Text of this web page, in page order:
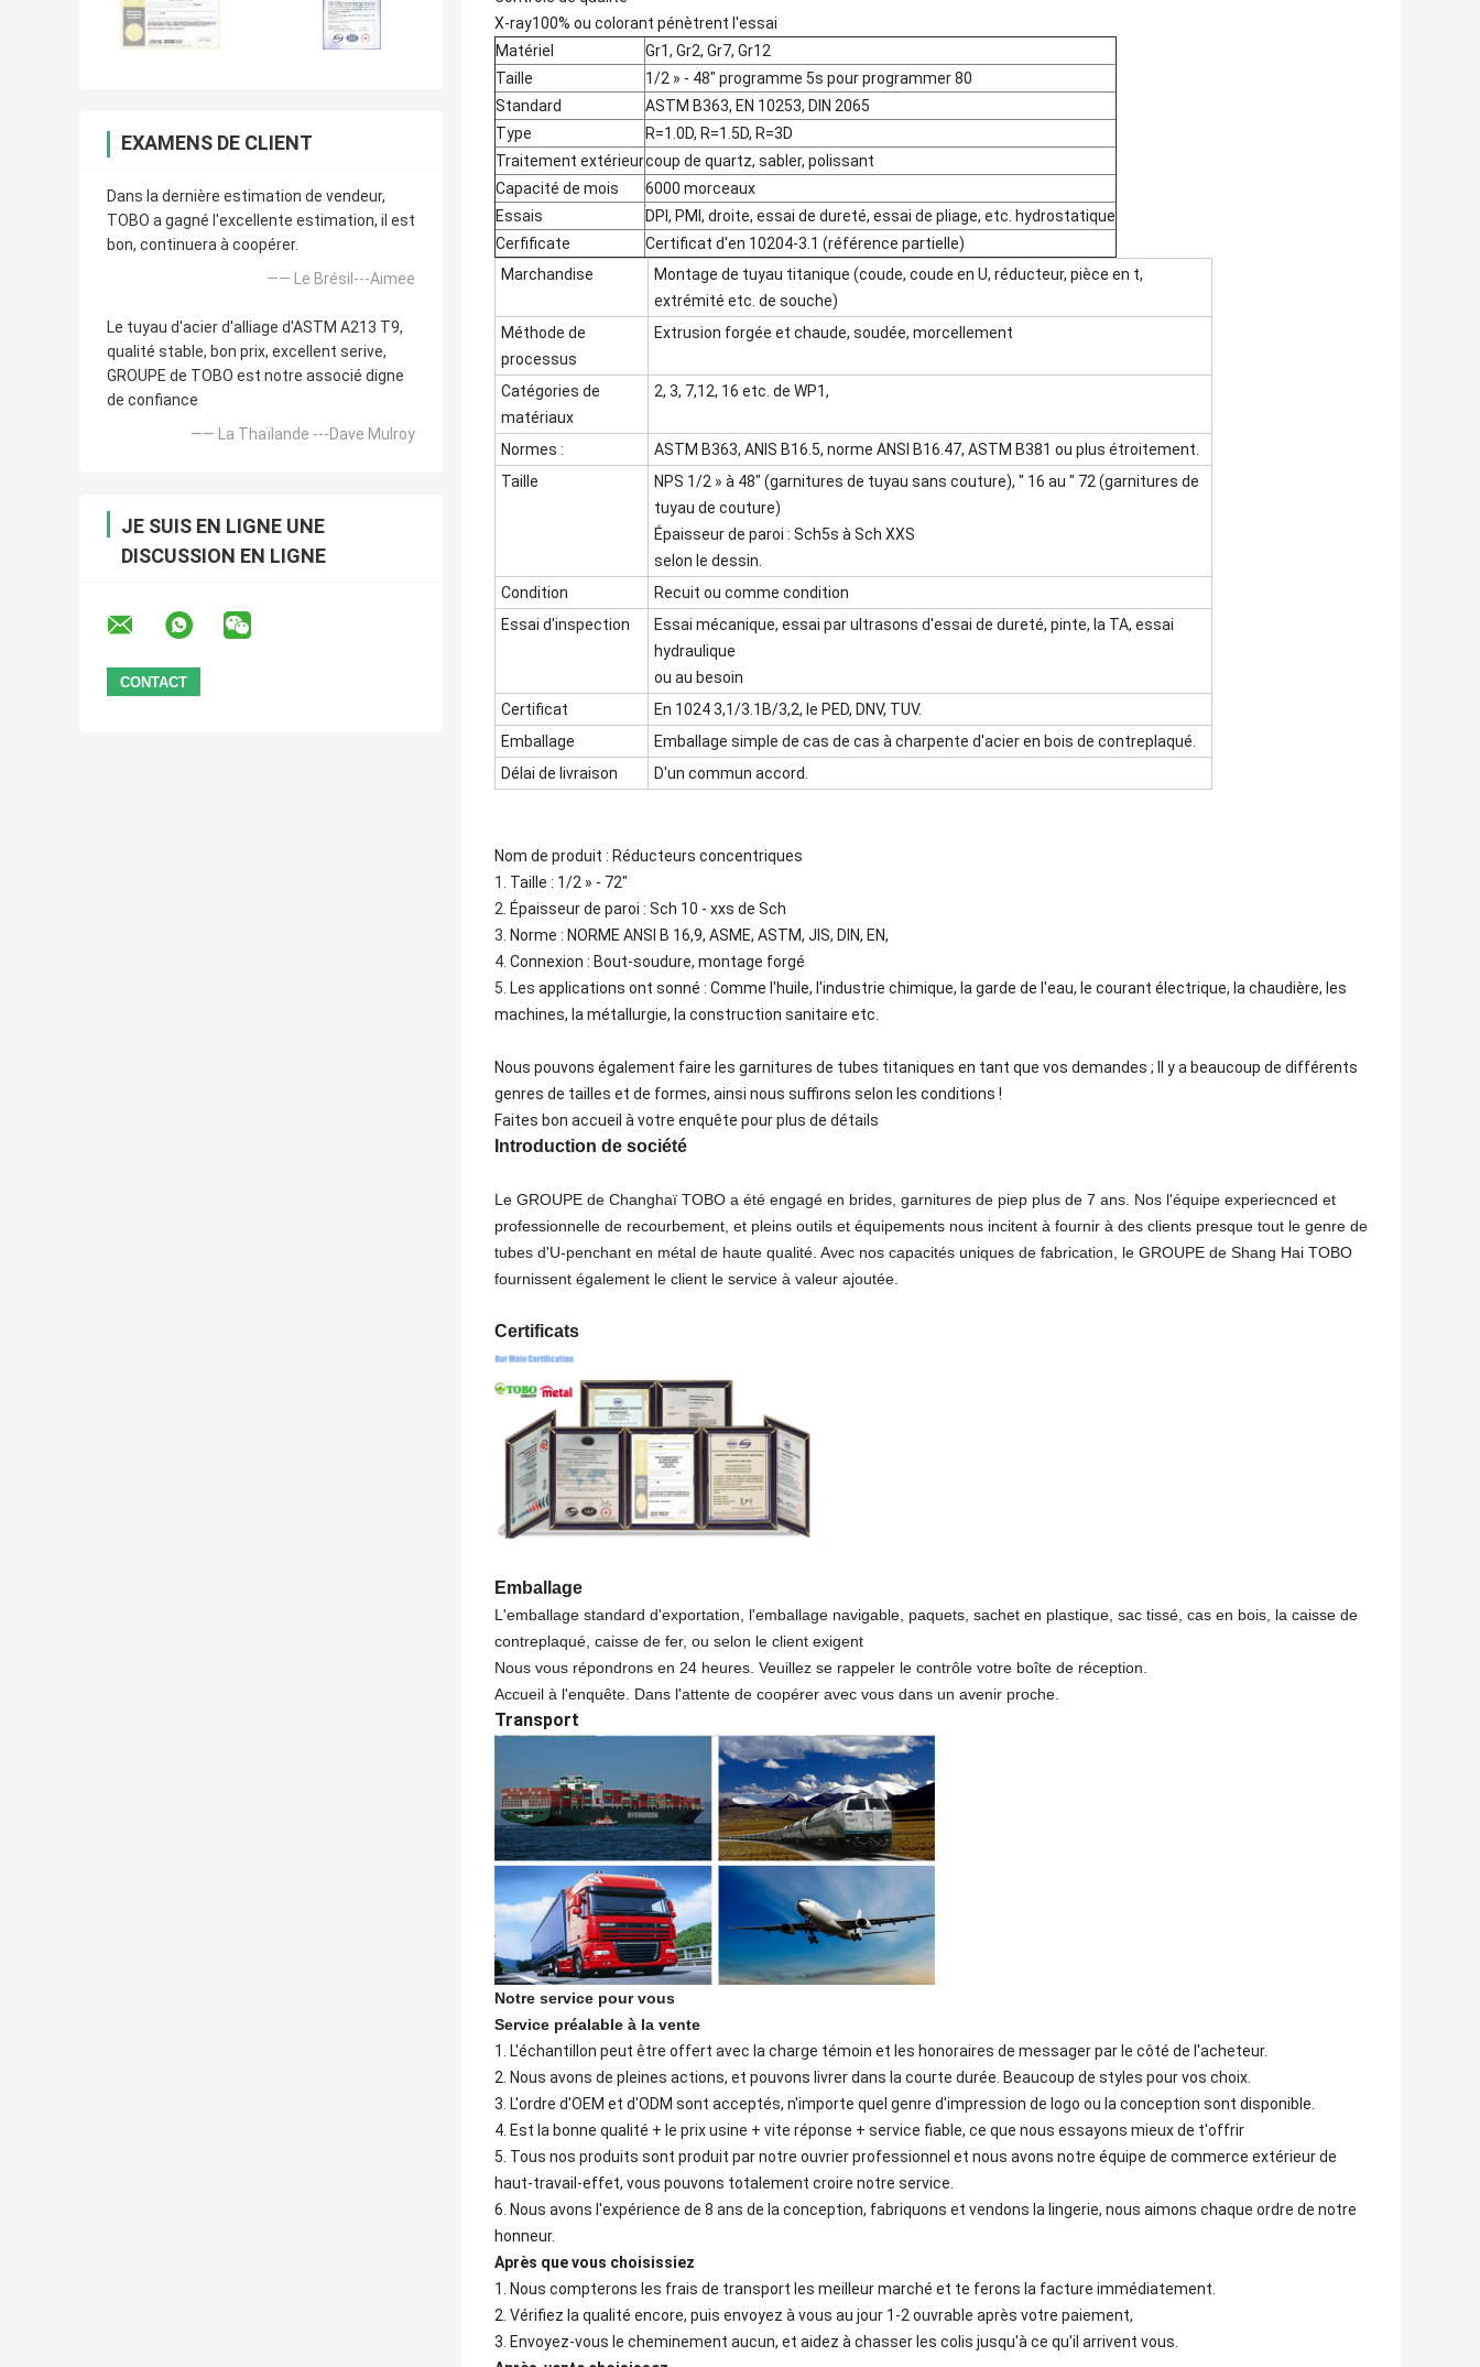
EXAMENS DE CLIENT
Dans la dernière estimation de vendeur,
TOBO a gagné l'excellente estimation, il est
bon, continuera à coopérer.
—— Le Brésil---Aimee
Le tuyau d'acier d'alliage d'ASTM A213 T9,
qualité stable, bon prix, excellent serive,
GROUPE de TOBO est notre associé digne
de confiance
—— La Thaïlande ---Dave Mulroy
JE SUIS EN LIGNE UNE
DISCUSSION EN LIGNE
X-ray100% ou colorant pénètrent l'essai
Matériel
Gr1, Gr2, Gr7, Gr12
Taille
1/2 » - 48" programme 5s pour programmer 80
Standard
ASTM B363, EN 10253, DIN 2065
Type
R=1.0D, R=1.5D, R=3D
Traitement extérieurcoup de quartz, sabler, polissant
Capacité de mois
6000 morceaux
Essais
DPI, PMI, droite, essai de dureté, essai de pliage, etc. hydrostatique
Cerfificate
Certificat d'en 10204-3.1 (référence partielle)
Marchandise
Montage de tuyau titanique (coude, coude en U, réducteur, pièce en t,
extrémité etc. de souche)
Méthode de
processus
Extrusion forgée et chaude, soudée, morcellement
Catégories de
matériaux
2, 3, 7,12, 16 etc. de WP1,
Normes :
ASTM B363, ANIS B16.5, norme ANSI B16.47, ASTM B381 ou plus étroitement.
Taille
NPS 1/2 » à 48" (garnitures de tuyau sans couture), ″ 16 au ″ 72 (garnitures de
tuyau de couture)
Épaisseur de paroi : Sch5s à Sch XXS
selon le dessin.
Condition
Recuit ou comme condition
Essai d'inspection
Essai mécanique, essai par ultrasons d'essai de dureté, pinte, la TA, essai
hydraulique
ou au besoin
Certificat
En 1024 3,1/3.1B/3,2, le PED, DNV, TUV.
Emballage
Emballage simple de cas de cas à charpente d'acier en bois de contreplaqué.
Délai de livraison
D'un commun accord.
Nom de produit : Réducteurs concentriques
1. Taille : 1/2 » - 72"
2. Épaisseur de paroi : Sch 10 - xxs de Sch
3. Norme : NORME ANSI B 16,9, ASME, ASTM, JIS, DIN, EN,
4. Connexion : Bout-soudure, montage forgé
5. Les applications ont sonné : Comme l'huile, l'industrie chimique, la garde de l'eau, le courant électrique, la chaudière, les
machines, la métallurgie, la construction sanitaire etc.
Nous pouvons également faire les garnitures de tubes titaniques en tant que vos demandes ; Il y a beaucoup de différents
genres de tailles et de formes, ainsi nous suffirons selon les conditions !
Faites bon accueil à votre enquête pour plus de détails
Introduction de société
Le GROUPE de Changhaï TOBO a été engagé en brides, garnitures de piep plus de 7 ans. Nos l'équipe experiecnced et
professionnelle de recourbement, et pleins outils et équipements nous incitent à fournir à des clients presque tout le genre de
tubes d'U-penchant en métal de haute qualité. Avec nos capacités uniques de fabrication, le GROUPE de Shang Hai TOBO
fournissent également le client le service à valeur ajoutée.
Certificats
Emballage
L'emballage standard d'exportation, l'emballage navigable, paquets, sachet en plastique, sac tissé, cas en bois, la caisse de
contreplaqué, caisse de fer, ou selon le client exigent
Nous vous répondrons en 24 heures. Veuillez se rappeler le contrôle votre boîte de réception.
Accueil à l'enquête. Dans l'attente de coopérer avec vous dans un avenir proche.
Transport
Notre service pour vous
Service préalable à la vente
1. L'échantillon peut être offert avec la charge témoin et les honoraires de messager par le côté de l'acheteur.
2. Nous avons de pleines actions, et pouvons livrer dans la courte durée. Beaucoup de styles pour vos choix.
3. L'ordre d'OEM et d'ODM sont acceptés, n'importe quel genre d'impression de logo ou la conception sont disponible.
4. Est la bonne qualité + le prix usine + vite réponse + service fiable, ce que nous essayons mieux de t'offrir
5. Tous nos produits sont produit par notre ouvrier professionnel et nous avons notre équipe de commerce extérieur de
haut-travail-effet, vous pouvons totalement croire notre service.
6. Nous avons l'expérience de 8 ans de la conception, fabriquons et vendons la lingerie, nous aimons chaque ordre de notre
honneur.
Après que vous choisissiez
1. Nous compterons les frais de transport les meilleur marché et te ferons la facture immédiatement.
2. Vérifiez la qualité encore, puis envoyez à vous au jour 1-2 ouvrable après votre paiement,
3. Envoyez-vous le cheminement aucun, et aidez à chasser les colis jusqu'à ce qu'il arrivent vous.